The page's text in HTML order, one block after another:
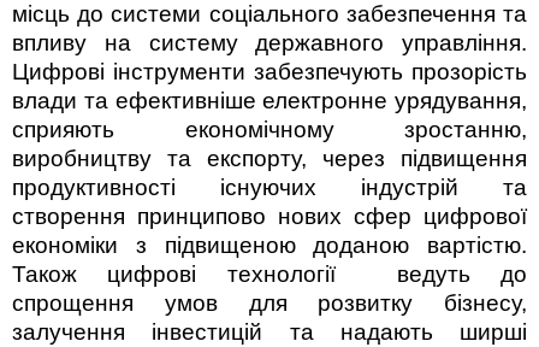
місць до системи соціального забезпечення та
впливу на систему державного управління.
Цифрові інструменти забезпечують прозорість
влади та ефективніше електронне урядування,
сприяють економічному зростанню,
виробництву та експорту, через підвищення
продуктивності існуючих індустрій та
створення принципово нових сфер цифрової
економіки з підвищеною доданою вартістю.
Також цифрові технології
ведуть до
спрощення умов для розвитку бізнесу,
залучення інвестицій та надають ширші